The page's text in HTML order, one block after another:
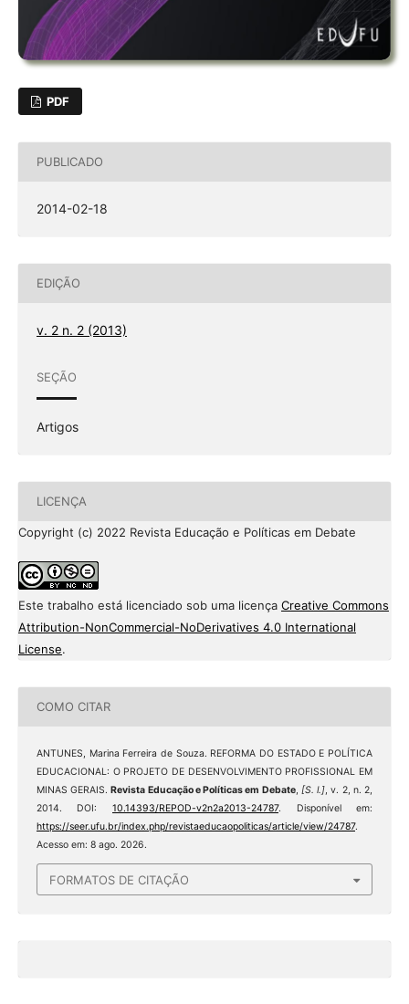
PDF
PUBLICADO
2014-02-18
EDIÇÃO
v. 2 n. 2 (2013)
SEÇÃO
Artigos
LICENÇA
Copyright (c) 2022 Revista Educação e Políticas em Debate
Este trabalho está licenciado sob uma licença Creative Commons
Attribution-NonCommercial-NoDerivatives 4.0 International
License.
COMO CITAR
ANTUNES, Marina Ferreira de Souza. REFORMA DO ESTADO E POLÍTICA
EDUCACIONAL: O PROJETO DE DESENVOLVIMENTO PROFISSIONAL EM
MINAS GERAIS.Revista Educação e Políticas em Debate, [S. l.], v. 2, n. 2,
2014. DOI: 10.14393/REPOD-v2n2a2013-24787. Disponível em:
https://seer.ufu.br/index.php/revistaeducaopoliticas/article/view/24787.
Acesso em: 8 ago. 2026.
FORMATOS DE CITAÇÃO